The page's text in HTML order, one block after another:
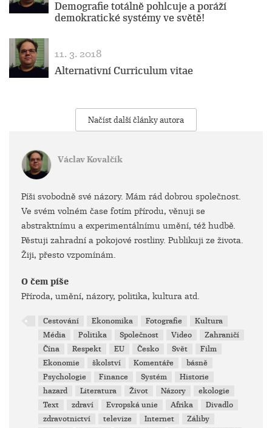
Demografie totálně pohlcuje a poráží
demokratické systémy ve světě!
11. 3. 2018
Alternativní Curriculum vitae
Načíst další články autora
Václav Kovalčík
Píši svobodně své názory. Mám rád dobrou společnost.
Ve svém volném čase fotím přírodu, věnuji se
abstraktnímu a experimentálnímu umění, též hudbě.
Pěstuji zahradní a pokojové rostliny. Publikuji ze života.
Žiji, přesto vzpomínám.
O čem píše
Příroda, umění, názory, politika, kultura atd.
Cestování Ekonomika Fotografie
Kultura
Média
Politika Společnost Video
Zahraničí
Čína
Respekt EU Česko Svět
Film
Ekonomie
školství Komentáře
básně
Psychologie
Finance Systém
Historie
hazard
Literatura Život Názory
ekologie
Text
zdraví Evropská unie Afrika
Divadlo
zdravotnictví
televize Internet
Záliby